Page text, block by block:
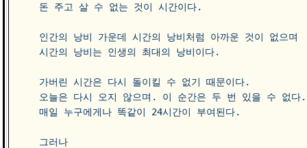
돈 주고 살 수 없는 것이 시간이다.
인간의 낭비 가운데 시간의 낭비처럼 아까운 것이 없으며
시간의 낭비는 인생의 최대의 낭비이다.
가버린 시간은 다시 돌이킬 수 없기 때문이다.
오늘은 다시 오지 않으며. 이 순간은 두 번 있을 수 없다.
매일 누구에게나 똑같이 24시간이 부여된다.
그러나